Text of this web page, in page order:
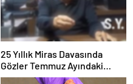
25 Yıllık Miras Davasında
Gözler Temmuz Ayındaki
Karar Duruşmasına Çevrildi